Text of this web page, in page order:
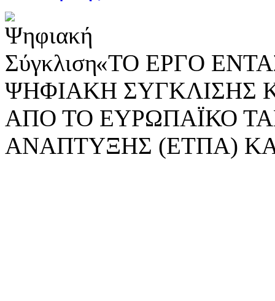
«ΤΟ ΕΡΓΟ
ΨΗΦΙΑΚΗ ΣΥΓΚΛΙΣΗΣ
ΑΠΟ ΤΟ ΕΥΡΩΠΑΪΚΟ
ΑΝΑΠΤΥΞΗΣ (ΕΤΠΑ)